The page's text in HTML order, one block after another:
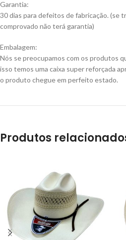
Garantia:
30 dias para defeitos de fabricação. (se
comprovado não terá garantia)
Embalagem:
Nós se preocupamos com os produtos
isso temos uma caixa super reforçada
o produto chegue em perfeito estado.
Produtos